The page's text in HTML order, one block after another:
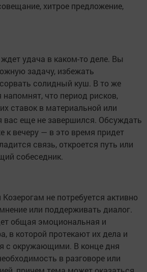
хитрое предложение,
удача в каком-то деле. Вы
задачу, избежать
солидный куш. В то же
что период рисков,
ставок в материальной или
вас еще не завершился. Обсуждать
к вечеру — в это время придет
связь, откроется путь или
собеседник.
не потребуется активно
или поддерживать диалог.
общая эмоциональная и
в которой протекают их дела и
с окружающими. В конце дня
в разговоре или